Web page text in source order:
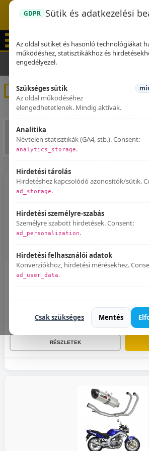
GDPR Sütik és adatkezelési
Az oldal sütiket és hasonló technológiákat
működéshez, statisztikákhoz és
engedélyezel.
Szükséges sütik
Az oldal működéséhez
elengedhetetlenek. Mindig aktívak.
Analitika
Névtelen statisztikák (GA4, stb.). Consent:
analytics_storage.
Hirdetési tárolás
Hirdetéshez kapcsolódó azonosítók/sütik.
ad_storage.
Hirdetési személyre-szabás
Személyre szabott hirdetések. Consent:
ad_personalization.
Hirdetési felhasználói adatok
Konverziókhoz, hirdetési mérésekhez.
ad_user_data.
Csak szükséges Mentés
Kezdőlap Dominator kipufogók
Dominator
1 2 3 4 5
BMW R850RT Dominator kipufogó OV +
76.000 Ft
RÉSZLETEK